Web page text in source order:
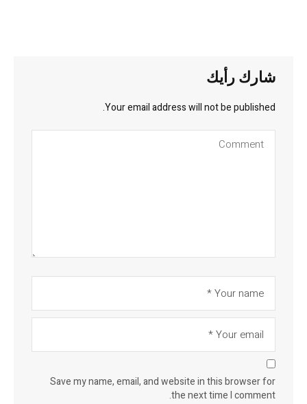
شارك رأيك
Your email address will not be published.
Save my name, email, and website in this browser for
the next time I comment.